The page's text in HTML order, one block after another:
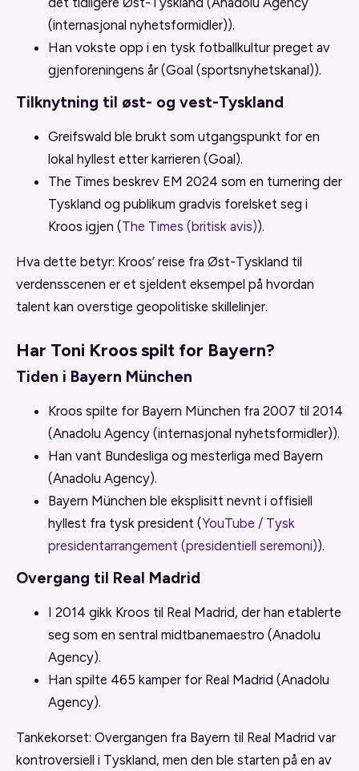
(internasjonal nyhetsformidler)).
Han vokste opp i en tysk fotballkultur preget av
gjenforeningens år (Goal (sportsnyhetskanal)).
Tilknytning til øst- og vest-Tyskland
Greifswald ble brukt som utgangspunkt for en
lokal hyllest etter karrieren (Goal).
The Times beskrev EM 2024 som en turnering der
Tyskland og publikum gradvis forelsket seg i
Kroos igjen (The Times (britisk avis)).
Hva dette betyr: Kroos’ reise fra Øst-Tyskland til
verdensscenen er et sjeldent eksempel på hvordan
talent kan overstige geopolitiske skillelinjer.
Har Toni Kroos spilt for Bayern?
Tiden i Bayern München
Kroos spilte for Bayern München fra 2007 til 2014
(Anadolu Agency (internasjonal nyhetsformidler)).
Han vant Bundesliga og mesterliga med Bayern
(Anadolu Agency).
Bayern München ble eksplisitt nevnt i offisiell
hyllest fra tysk president (YouTube / Tysk
presidentarrangement (presidentiell seremoni)).
Overgang til Real Madrid
I 2014 gikk Kroos til Real Madrid, der han etablerte
seg som en sentral midtbanemaestro (Anadolu
Agency).
Han spilte 465 kamper for Real Madrid (Anadolu
Agency).
Tankekorset: Overgangen fra Bayern til Real Madrid var
kontroversiell i Tyskland, men den ble starten på en av